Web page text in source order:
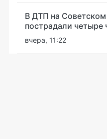
В ДТП на Советском
пострадали четыре
вчера, 11:22